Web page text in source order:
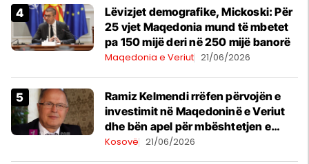
Lëvizjet demografike, Mickoski: Për
25 vjet Maqedonia mund të mbetet
pa 150 mijë deri në 250 mijë banorë
Maqedonia e Veriut 21/06/2026
Ramiz Kelmendi rrëfen përvojën e
investimit në Maqedoninë e Veriut
dhe bën apel për mbështetjen e
investitorëve të huaj në Shqipëri
Kosovë 21/06/2026